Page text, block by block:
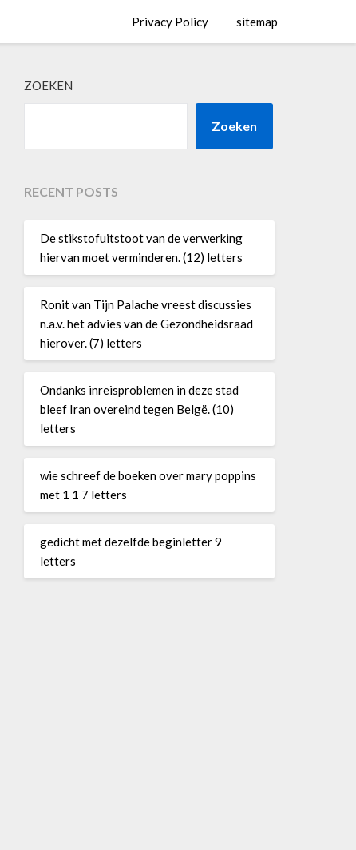
Privacy Policy sitemap
ZOEKEN
Zoeken
RECENT POSTS
De stikstofuitstoot van de verwerking
hiervan moet verminderen. (12) letters
Ronit van Tijn Palache vreest discussies
n.a.v. het advies van de Gezondheidsraad
hierover. (7) letters
Ondanks inreisproblemen in deze stad
bleef Iran overeind tegen Belgë. (10)
letters
wie schreef de boeken over mary poppins
met 1 1 7 letters
gedicht met dezelfde beginletter 9
letters